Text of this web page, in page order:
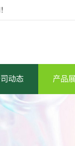
动态 产品